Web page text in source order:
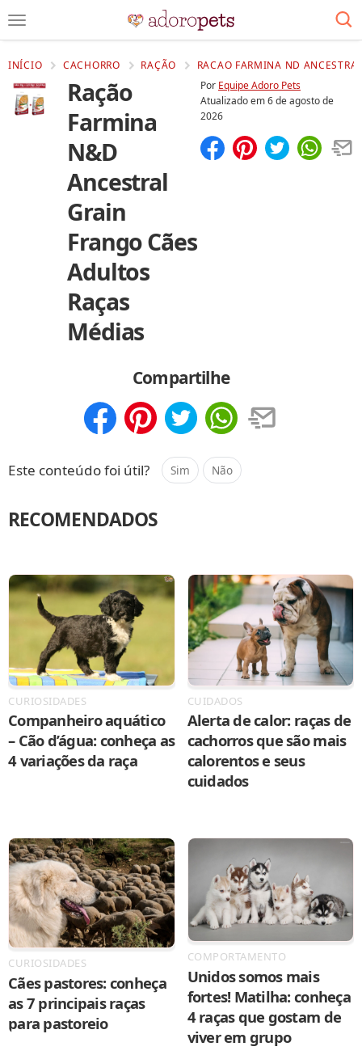
INÍCIO CACHORRO RAÇÃO RACAO FARMINA ND
Ração
Farmina
N&D
Ancestral
Grain
Frango Cães
Adultos
Raças
Médias
Por Equipe Adoro Pets
Atualizado em6 de agosto de
2026
Compartilhe
Este conteúdo foi útil? Sim Não
RECOMENDADOS
CURIOSIDADES
Companheiro aquático
– Cão d’água: conheça as
4 variações da raça
CUIDADOS
Alerta de calor: raças de
cachorros que são mais
calorentos e seus
cuidados
CURIOSIDADES
Cães pastores: conheça
as 7 principais raças
para pastoreio
COMPORTAMENTO
Unidos somos mais
fortes! Matilha: conheça
4 raças que gostam de
viver em grupo